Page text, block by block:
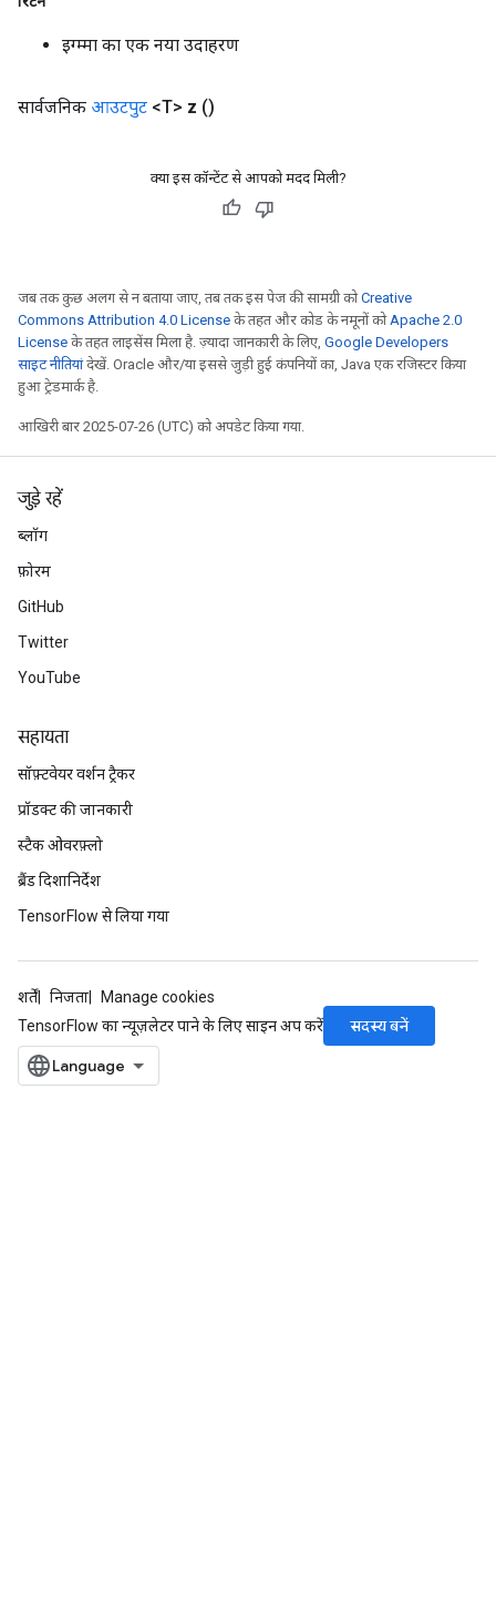
इग्म्मा का एक नया उदाहरण
सार्वजनिक आउटपुट <T> z ()
क्या इस कॉन्टेंट से आपको मदद मिली?
जब तक कुछ अलग से न बताया जाए, तब तक इस पेज की सामग्री कोCreative
Commons Attribution 4.0 License के तहत और कोड के नमूनों कोApache 2.0
License के तहत लाइसेंस मिला है. ज़्यादा जानकारी के लिए, Google Developers
साइट नीतियांदेखें. Oracle और/या इससे जुड़ी हुई कंपनियों का, Java एक रजिस्टर किया
हुआ ट्रेडमार्क है.
आखिरी बार 2025-07-26 (UTC) को अपडेट किया गया.
जुड़े रहें
ब्लॉग
फ़ोरम
GitHub
Twitter
YouTube
सहायता
सॉफ़्टवेयर वर्शन ट्रैकर
प्रॉडक्ट की जानकारी
स्टैक ओवरफ़्लो
ब्रैंड दिशानिर्देश
TensorFlow से लिया गया
शर्तें निजता
Manage cookies
TensorFlow का न्यूज़लेटर पाने के लिए साइन अप करें
सदस्य बनें